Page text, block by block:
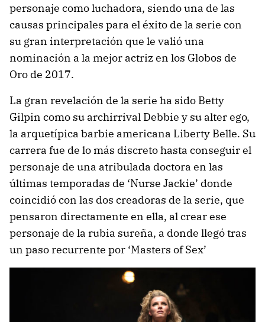
personaje como luchadora, siendo una de las
causas principales para el éxito de la serie con
su gran interpretación que le valió una
nominación a la mejor actriz en los Globos de
Oro de 2017.
La gran revelación de la serie ha sido Betty
Gilpin como su archirrival Debbie y su alter ego,
la arquetípica barbie americana Liberty Belle. Su
carrera fue de lo más discreto hasta conseguir el
personaje de una atribulada doctora en las
últimas temporadas de ‘Nurse Jackie’ donde
coincidió con las dos creadoras de la serie, que
pensaron directamente en ella, al crear ese
personaje de la rubia sureña, a donde llegó tras
un paso recurrente por ‘Masters of Sex’